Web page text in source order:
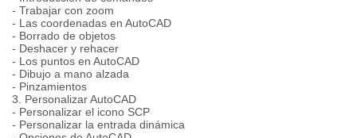
- Trabajar con zoom
- Las coordenadas en AutoCAD
- Borrado de objetos
- Deshacer y rehacer
- Los puntos en AutoCAD
- Dibujo a mano alzada
- Pinzamientos
3. Personalizar AutoCAD
- Personalizar el icono SCP
- Personalizar la entrada dinámica